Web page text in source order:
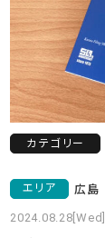
カテゴリー
エリア 広島
2024.08.28[Wed]